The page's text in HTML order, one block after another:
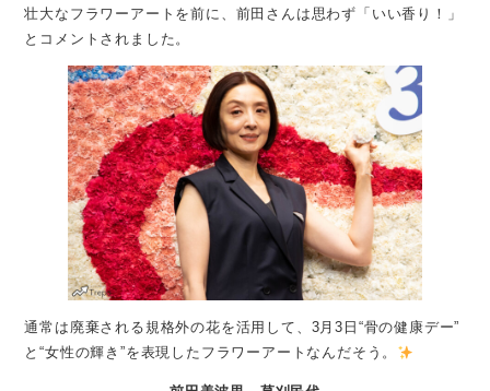
壮大なフラワーアートを前に、前田さんは思わず「いい香り！」
とコメントされました。
通常は廃棄される規格外の花を活用して、3月3日“骨の健康デー”
と“女性の輝き”を表現したフラワーアートなんだそう。